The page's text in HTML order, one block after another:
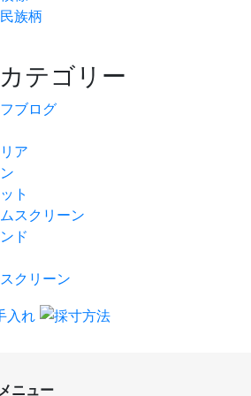
族柄
テゴリー
ブログ
ア
ト
スクリーン
ド
クリーン
ニュー